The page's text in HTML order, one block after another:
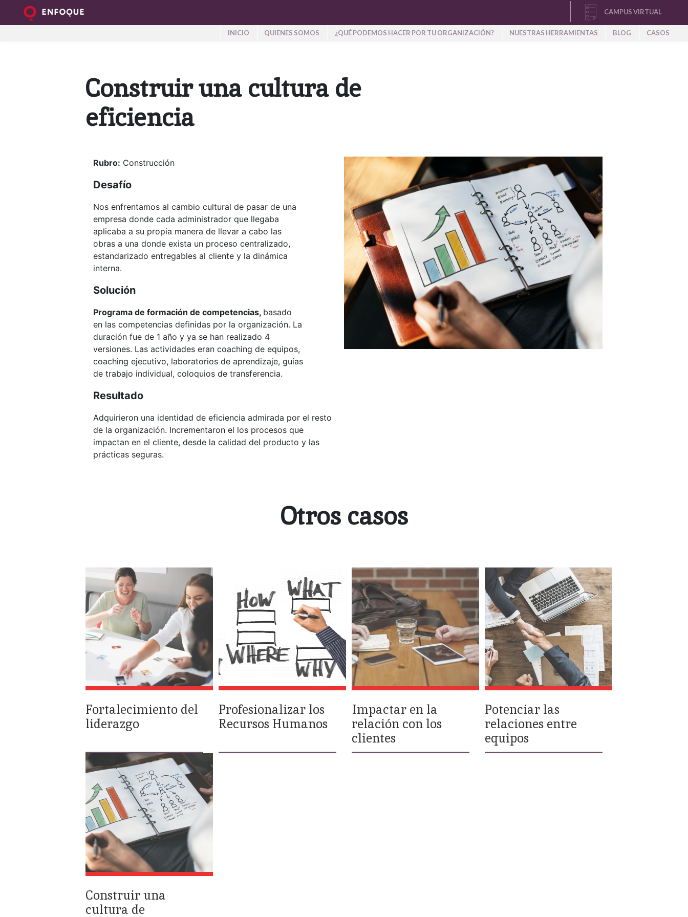
CAMPUS VIRTUAL
INICIO QUIENES SOMOS ¿QUÉ PODEMOS HACER POR TU ORGANIZACIÓN? NUESTRAS HERRAMIENTAS BLOG CASOS
Construir una cultura de
eficiencia
Rubro: Construcción
Desafío
Nos enfrentamos al cambio cultural de pasar de una
empresa donde cada administrador que llegaba
aplicaba a su propia manera de llevar a cabo las
obras a una donde exista un proceso centralizado,
estandarizado entregables al cliente y la dinámica
interna.
Solución
Programa de formación de competencias, basado
en las competencias definidas por la organización. La
duración fue de 1 año y ya se han realizado 4
versiones. Las actividades eran coaching de equipos,
coaching ejecutivo, laboratorios de aprendizaje, guías
de trabajo individual, coloquios de transferencia.
Resultado
Adquirieron una identidad de eficiencia admirada por el resto
de la organización. Incrementaron el los procesos que
impactan en el cliente, desde la calidad del producto y las
prácticas seguras.
Otros casos
Fortalecimiento del
liderazgo
Profesionalizar los
Recursos Humanos
Impactar en la
relación con los
clientes
Potenciar las
relaciones entre
equipos
Construir una
cultura de